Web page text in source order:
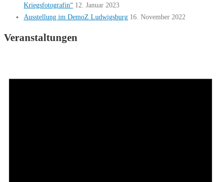
Kriegsfotografin“ 12. Januar 2023
Ausstellung im DemoZ Ludwigsburg 16. November 2022
Veranstaltungen